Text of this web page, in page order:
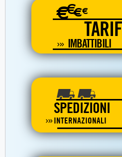
€€€€
IMBATTIBILI
SPEDIZIONI
INTERNAZIONALI